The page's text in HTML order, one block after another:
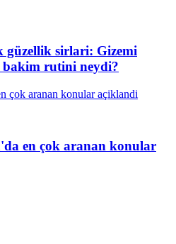
sirlari: Gizemi
bakim rutini neydi?
en çok aranan konular